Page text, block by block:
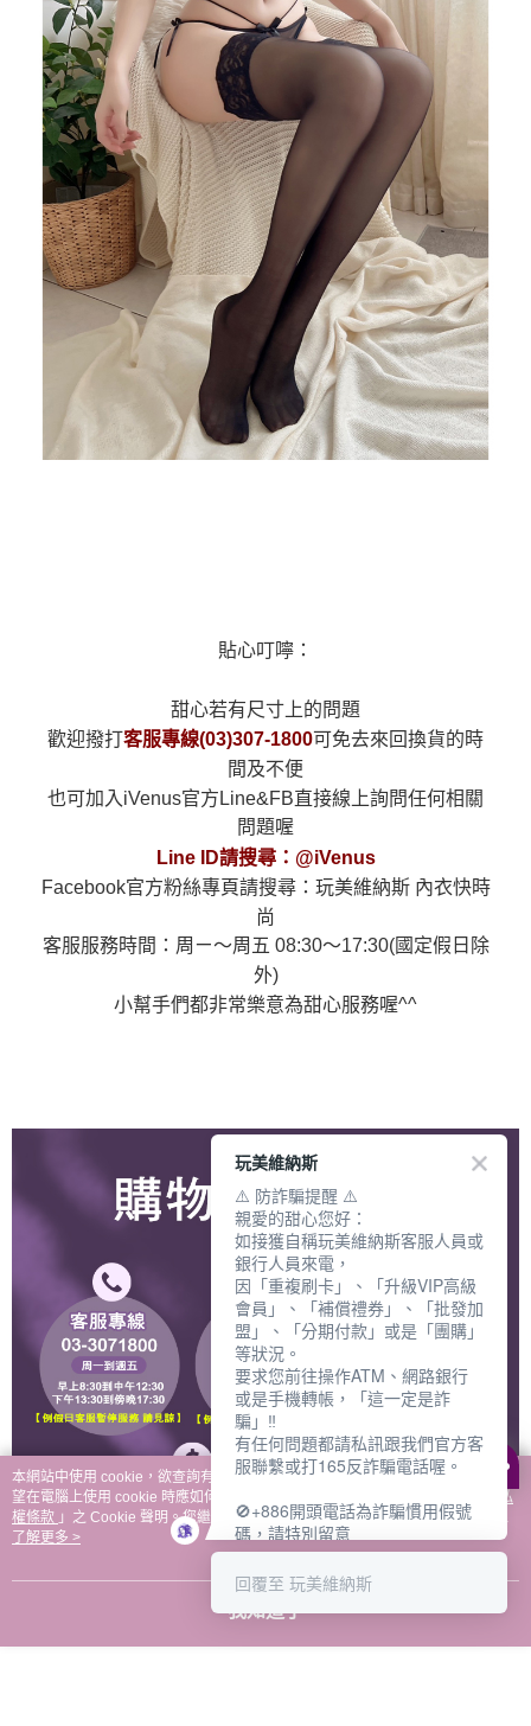
貼心叮嚀：
甜心若有尺寸上的問題
歡迎撥打客服專線(03)307-1800可免去來回換貨的時
間及不便
也可加入iVenus官方Line&FB直接線上詢問任何相關
問題喔
Line ID請搜尋：@iVenus
Facebook官方粉絲專頁請搜尋：玩美維納斯 內衣快時
尚
客服服務時間：周ㄧ～周五 08:30～17:30(國定假日除
外)
小幫手們都非常樂意為甜心服務喔^^
本網站中使用 cookie，欲查詢有關本網站使用 cookie 方式之詳情，及若您不希
望在電腦上使用 cookie 時應如何變更電腦的 cookie 設定，請參閱本網站「
隱私
權條款 」之 Cookie 聲明。您繼續使用本網站即表示您同意本公司得按本網站使
用條款之 Cookie 聲明使用 cookie。
了解更多 >
我知道了
玩美維納斯
⚠️ 防詐騙提醒 ⚠️
親愛的甜心您好：
如接獲自稱玩美維納斯客服人員或
銀行人員來電，
因「重複刷卡」、「升級VIP高級
會員」、「補償禮券」、「批發加
盟」、「分期付款」或是「團購」
等狀況。
要求您前往操作ATM、網路銀行
或是手機轉帳，「這一定是詐
騙」‼️
有任何問題都請私訊跟我們官方客
服聯繫或打165反詐騙電話喔。
🚫+886開頭電話為詐騙慣用假號
碼，請特別留意
－－－－－－－－－－－－
如何聯繫玩美維納斯客服?
📆週一至週五
⏰上午 8:30-下午17:30
回覆至 玩美維納斯